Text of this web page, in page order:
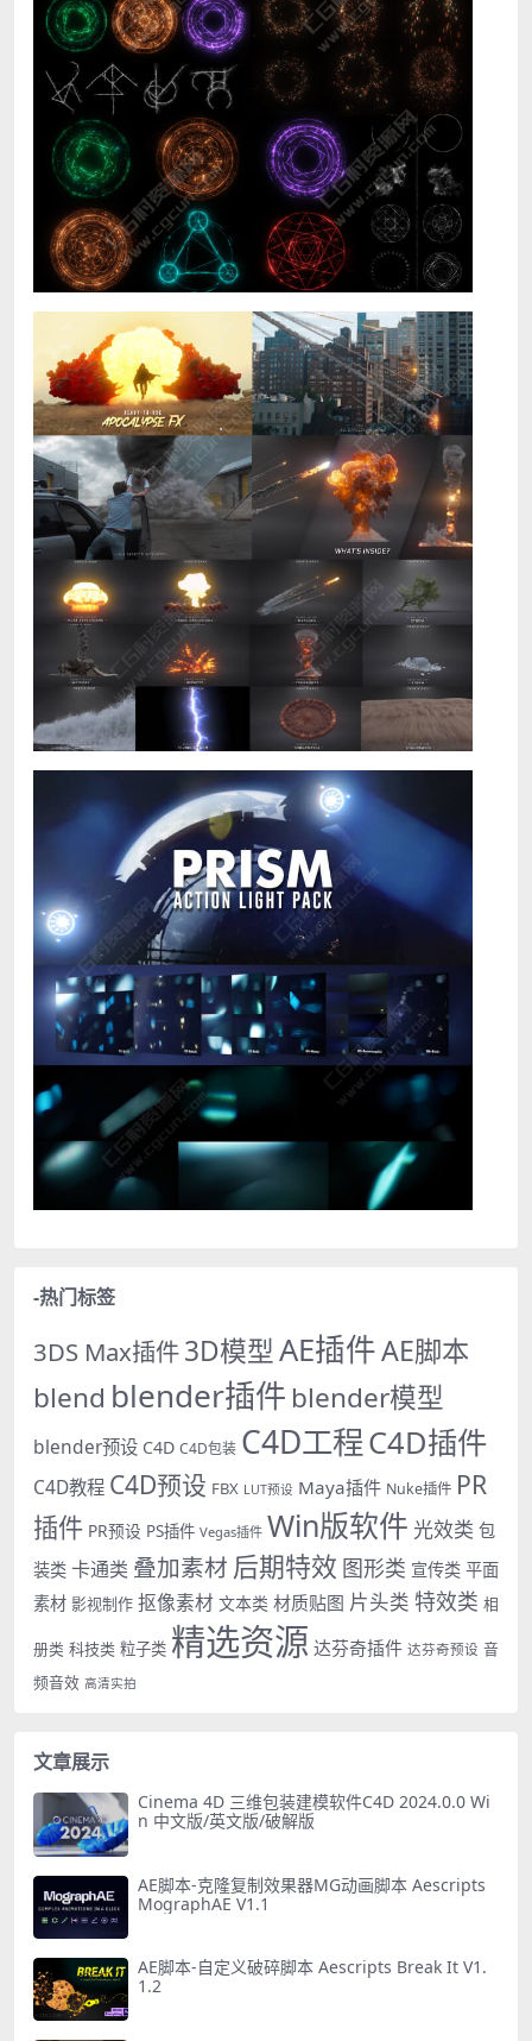
-热门标签
3DS Max插件3D模型AE插件AE脚本
blend blender插件 blender模型
blender预设 C4D C4D包装 C4D工程C4D插件
C4D教程 C4D预设 FBX LUT预设 Maya插件 Nuke插件 PR
插件 PR预设 PS插件 Vegas插件 Win版软件 光效类 包
装类 卡通类 叠加素材 后期特效 图形类 宣传类 平面
素材 影视制作 抠像素材 文本类 材质贴图 片头类 特效类 相
册类 科技类 粒子类 精选资源 达芬奇插件 达芬奇预设 音
频音效 高清实拍
文章展示
Cinema 4D 三维包装建模软件C4D 2024.0.0 Wi
n 中文版/英文版/破解版
AE脚本-克隆复制效果器MG动画脚本 Aescripts
MographAE V1.1
AE脚本-自定义破碎脚本 Aescripts Break It V1.
1.2